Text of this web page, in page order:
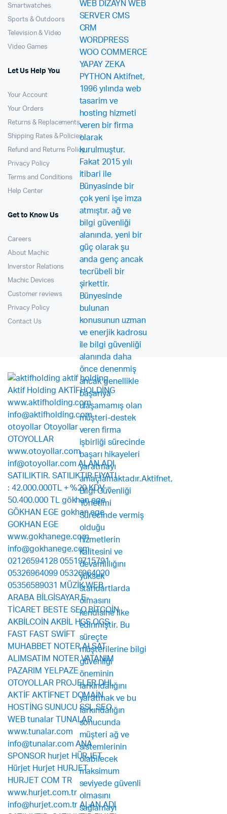
Smartwatches
Sports & Outdoors
Television & Video
Video Games
Let Us Help You
Your Account
Your Orders
Returns & Replacements
Shipping Rates & Policies
Refund and Returns Policy
Privacy Policy
Terms and Conditions
Help Center
Get to Know Us
Careers
About Machic
Inverstor Relations
Machic Devices
Customer reviews
Privacy Policy
Contact Us